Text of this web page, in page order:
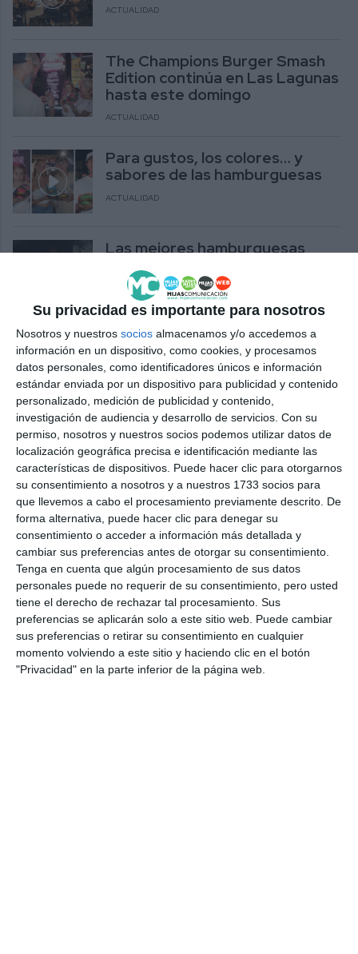
Su privacidad es importante para nosotros
Nosotros y nuestros socios almacenamos y/o accedemos a
información en un dispositivo, como cookies, y procesamos
datos personales, como identificadores únicos e información
estándar enviada por un dispositivo para publicidad y contenido
personalizado, medición de publicidad y contenido,
investigación de audiencia y desarrollo de servicios. Con su
permiso, nosotros y nuestros socios podemos utilizar datos de
localización geográfica precisa e identificación mediante las
características de dispositivos. Puede hacer clic para otorgarnos
su consentimiento a nosotros y a nuestros 1733 socios para
que llevemos a cabo el procesamiento previamente descrito. De
forma alternativa, puede hacer clic para denegar su
consentimiento o acceder a información más detallada y
cambiar sus preferencias antes de otorgar su consentimiento.
Tenga en cuenta que algún procesamiento de sus datos
personales puede no requerir de su consentimiento, pero usted
tiene el derecho de rechazar tal procesamiento. Sus
preferencias se aplicarán solo a este sitio web. Puede cambiar
sus preferencias o retirar su consentimiento en cualquier
momento volviendo a este sitio y haciendo clic en el botón
"Privacidad" en la parte inferior de la página web.
ACTUALIDAD
The Champions Burger Smash
Edition continúa en Las Lagunas
hasta este domingo
ACTUALIDAD
Para gustos, los colores… y
sabores de las hamburguesas
ACTUALIDAD
Las mejores hamburguesas
ACTUALIDAD
Mijas buscará la mejor
hamburguesa ‘smash’ en la
novena edición de The
Champions Burger
ACTUALIDAD
Mijas in the Basketball
Champions League
ACTUALIDAD
La Cala's Dak Burger takes
second place in Europe in The
Champions Burger
ACTUALIDAD
Dak Burger de La Cala consigue
el segundo puesto europeo en
The Champions Burger